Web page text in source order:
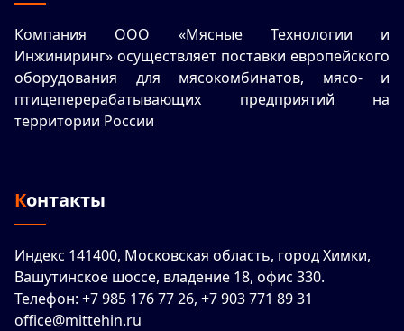
Компания ООО «Мясные Технологии и
Инжиниринг» осуществляет поставки европейского
оборудования для мясокомбинатов, мясо- и
птицеперерабатывающих предприятий на
территории России
Контакты
Индекс 141400, Московская область, город Химки,
Вашутинское шоссе, владение 18, офис 330.
Телефон: +7 985 176 77 26, +7 903 771 89 31
office@mittehin.ru